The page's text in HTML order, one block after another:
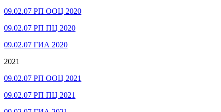
09.02.07 РП ООЦ 2020
09.02.07 РП ПЦ 2020
09.02.07 ГИА 2020
2021
09.02.07 РП ООЦ 2021
09.02.07 РП ПЦ 2021